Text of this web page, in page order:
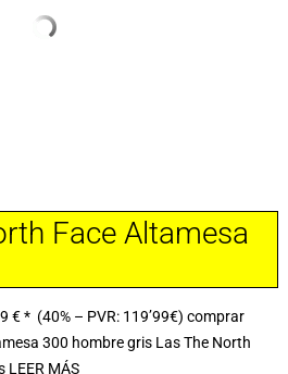
Face Altamesa
€ * (40% – PVR: 119’99€) comprar
300 hombre gris Las The North
LEER MÁS